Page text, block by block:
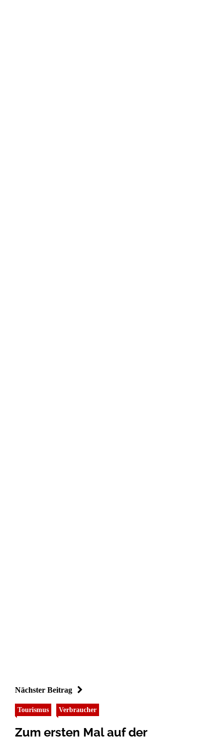
Nächster Beitrag
Tourismus Verbraucher
Zum ersten Mal auf der